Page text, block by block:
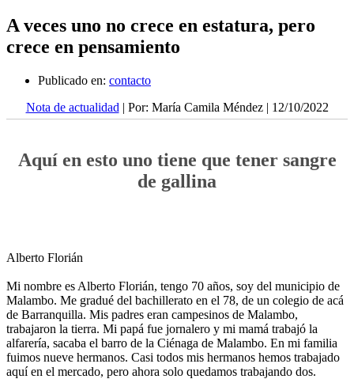
A veces uno no crece en estatura, pero
crece en pensamiento
Publicado en: contacto
Nota de actualidad | Por: María Camila Méndez | 12/10/2022
Aquí en esto uno tiene que tener sangre
de gallina
Alberto Florián
Mi nombre es Alberto Florián, tengo 70 años, soy del municipio de
Malambo. Me gradué del bachillerato en el 78, de un colegio de acá
de Barranquilla. Mis padres eran campesinos de Malambo,
trabajaron la tierra. Mi papá fue jornalero y mi mamá trabajó la
alfarería, sacaba el barro de la Ciénaga de Malambo. En mi familia
fuimos nueve hermanos. Casi todos mis hermanos hemos trabajado
aquí en el mercado, pero ahora solo quedamos trabajando dos.